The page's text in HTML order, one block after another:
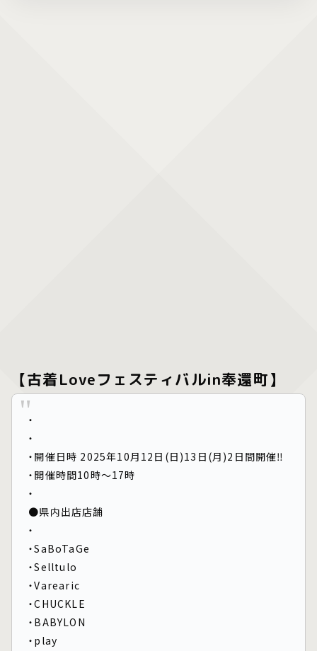
【古着Loveフェスティバルin奉還町】
・
・
・開催日時 2025年10月12日(日)13日(月)2日間開催‼
・開催時間10時～17時
・
●県内出店店舗
・
・SaBoTaGe
・Selltulo
・Varearic
・CHUCKLE
・BABYLON
・play